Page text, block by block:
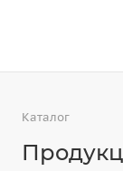
Каталог